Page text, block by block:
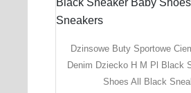
Dzinsowe Buty Sportowe
Denim Dziecko H M Pl Black
Shoes All Black